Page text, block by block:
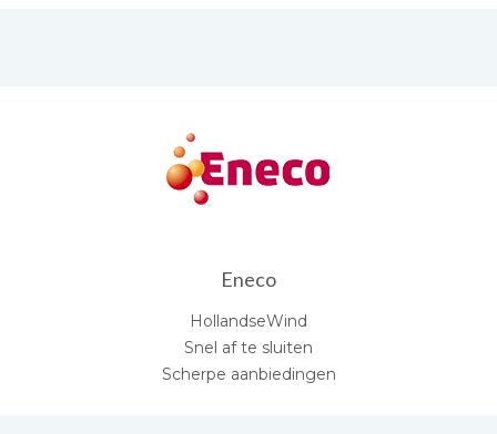
Eneco
HollandseWind
Snel af te sluiten
Scherpe aanbiedingen